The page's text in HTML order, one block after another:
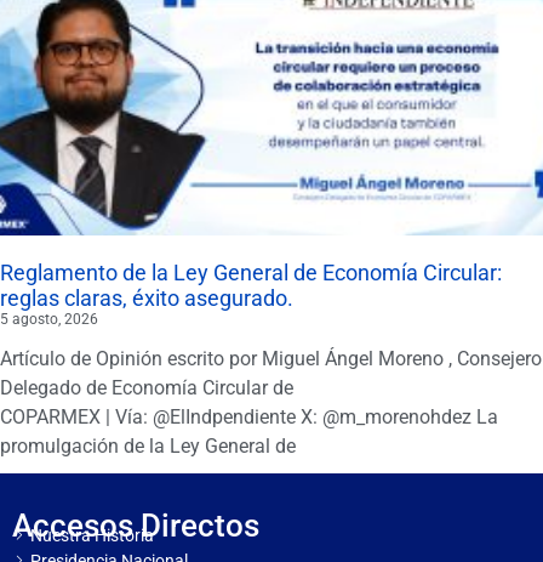
Reglamento de la Ley General de Economía Circular:
reglas claras, éxito asegurado.
5 agosto, 2026
Artículo de Opinión escrito por Miguel Ángel Moreno , Consejero
Delegado de Economía Circular de
COPARMEX | Vía: @ElIndpendiente X: @m_morenohdez La
promulgación de la Ley General de
Accesos Directos
Nuestra Historia